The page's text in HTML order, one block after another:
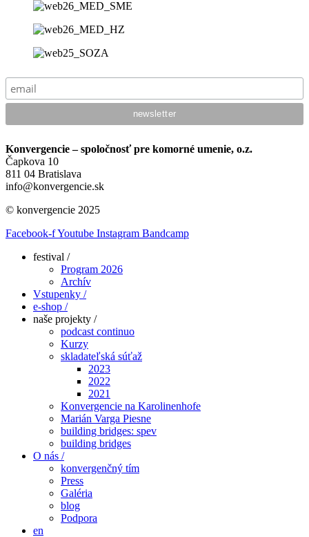
Konvergencie – spoločnosť pre komorné umenie, o.z.
Čapkova 10
811 04 Bratislava
info@konvergencie.sk
© konvergencie 2025
Facebook-fYoutube Instagram Bandcamp
festival /
Program 2026
Archív
Vstupenky /
e-shop /
naše projekty /
podcast continuo
Kurzy
skladateľská súťaž
2023
2022
2021
Konvergencie na Karolinenhofe
Marián Varga Piesne
building bridges: spev
building bridges
O nás /
konvergenčný tím
Press
Galéria
blog
Podpora
en